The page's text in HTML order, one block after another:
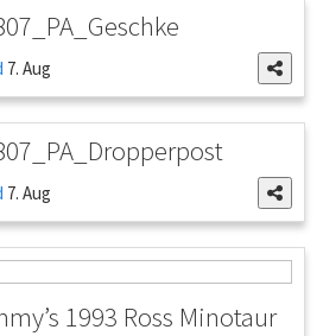
7. Aug
7. Aug
1993 Ross Minotaur